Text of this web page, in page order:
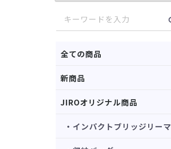
全ての商品
新商品
JIROオリジナル商品
・インパクトブリッジリーマ